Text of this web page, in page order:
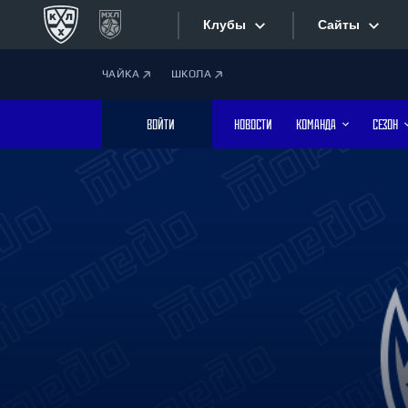
Клубы
Дивизион Боброва
Лада
Сайты
Текстовые
Фотобанк
ЧАЙКА ШКОЛА
ВОЙТИ НОВОСТИ КОМАНДА СЕЗОН